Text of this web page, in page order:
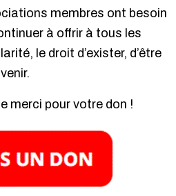
membres ont besoin
à offrir à tous les
le droit d’exister, d’être
merci pour votre don !